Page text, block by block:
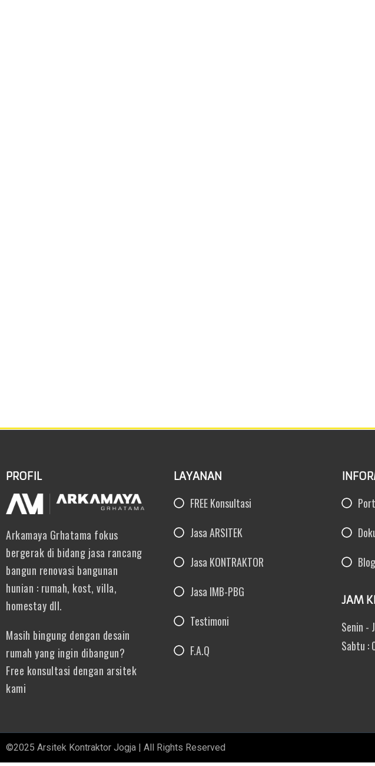
PROFIL
Arkamaya Grhatama fokus
bergerak di bidang jasa rancang
bangun renovasi bangunan
hunian : rumah, kost, villa,
homestay dll.
Masih bingung dengan desain
rumah yang ingin dibangun?
Free konsultasi dengan arsitek
kami
LAYANAN
FREE Konsultasi
Jasa ARSITEK
Jasa KONTRAKTOR
Jasa IMB-PBG
Testimoni
F.A.Q
Blog
JAM
Senin -
Sabtu :
©2025 Arsitek Kontraktor Jogja | All Rights Reserved